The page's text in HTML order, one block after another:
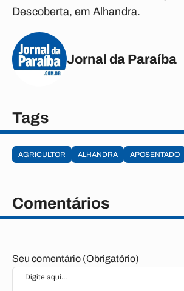
Descoberta, em Alhandra.
Jornal da Paraíba
Tags
AGRICULTOR ALHANDRA APOSENTADO
Comentários
Seu comentário (Obrigatório)